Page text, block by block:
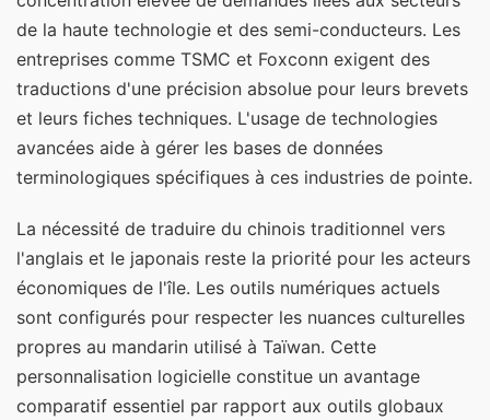
de la haute technologie et des semi-conducteurs. Les
entreprises comme TSMC et Foxconn exigent des
traductions d'une précision absolue pour leurs brevets
et leurs fiches techniques. L'usage de technologies
avancées aide à gérer les bases de données
terminologiques spécifiques à ces industries de pointe.
La nécessité de traduire du chinois traditionnel vers
l'anglais et le japonais reste la priorité pour les acteurs
économiques de l'île. Les outils numériques actuels
sont configurés pour respecter les nuances culturelles
propres au mandarin utilisé à Taïwan. Cette
personnalisation logicielle constitue un avantage
comparatif essentiel par rapport aux outils globaux